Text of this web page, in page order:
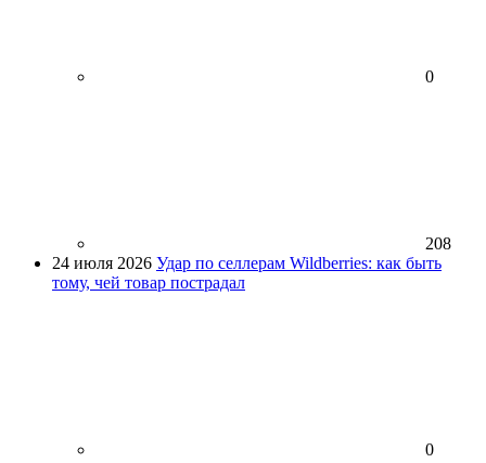
0
208
24 июля 2026 Удар по селлерам Wildberries: как быть
тому, чей товар пострадал
0